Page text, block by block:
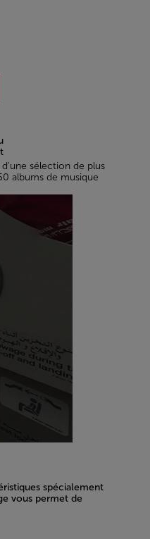
sélection de plus
albums de musique
spécialement
vous permet de